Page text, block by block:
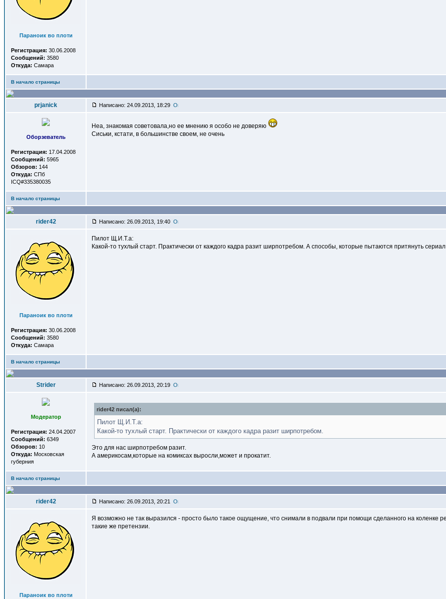
Параноик во плоти
Регистрация: 30.06.2008
Сообщений: 3580
Откуда: Самара
В начало страницы
prjanick Написано: 24.09.2013, 18:29
Оборзеватель
Регистрация: 17.04.2008
Сообщений: 5965
Обзоров: 144
Откуда: СПб
ICQ#335380035
Неа, знакомая советовала,но ее мнению я особо не доверяю
Сиськи, кстати, в большинстве своем, не очень
В начало страницы
rider42 Написано: 26.09.2013, 19:40
Параноик во плоти
Регистрация: 30.06.2008
Сообщений: 3580
Откуда: Самара
Пилот Щ.И.Т.а:
Какой-то тухлый старт. Практически от каждого кадра разит ширпотребом. А способы, которые пытаются притянуть
В начало страницы
Strider Написано: 26.09.2013, 20:19
Модератор
Регистрация: 24.04.2007
Сообщений: 6349
Обзоров: 10
Откуда: Московская
губерния
rider42 писал(a):
Пилот Щ.И.Т.а:
Какой-то тухлый старт. Практически от каждого кадра разит ширпотребом.
Это для нас ширпотребом разит.
А америкосам,которые на комиксах выросли,может и прокатит.
В начало страницы
rider42 Написано: 26.09.2013, 20:21
Параноик во плоти
Я возможно не так выразился - просто было такое ощущение, что снимали в подвали при помощи сделанного на коленке
такие же претензии.